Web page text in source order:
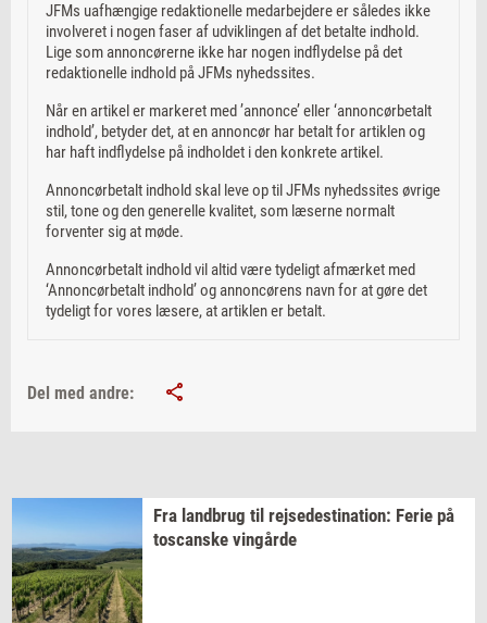
JFMs uafhængige redaktionelle medarbejdere er således ikke
involveret i nogen faser af udviklingen af det betalte indhold.
Lige som annoncørerne ikke har nogen indflydelse på det
redaktionelle indhold på JFMs nyhedssites.
Når en artikel er markeret med ’annonce’ eller ‘annoncørbetalt
indhold’, betyder det, at en annoncør har betalt for artiklen og
har haft indflydelse på indholdet i den konkrete artikel.
Annoncørbetalt indhold skal leve op til JFMs nyhedssites øvrige
stil, tone og den generelle kvalitet, som læserne normalt
forventer sig at møde.
Annoncørbetalt indhold vil altid være tydeligt afmærket med
‘Annoncørbetalt indhold’ og annoncørens navn for at gøre det
tydeligt for vores læsere, at artiklen er betalt.
Del med andre:
Fra land­brug til rej­se­desti­na­tion: Ferie på
toscan­ske vin­går­de